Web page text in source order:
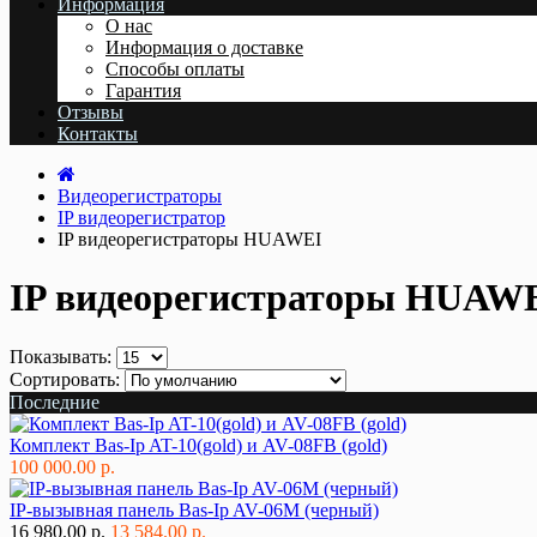
Информация
О нас
Информация о доставке
Cпособы оплаты
Гарантия
Отзывы
Контакты
Видеорегистраторы
IP видеорегистратор
IP видеорегистраторы HUAWEI
IP видеорегистраторы
Показывать:
Сортировать:
Последние
Комплект Bas-Ip AT-10(gold) и AV-08FB (gold)
100 000.00 р.
IP-вызывная панель Bas-Ip AV-06M (черный)
16 980.00 р. 13 584.00 р.